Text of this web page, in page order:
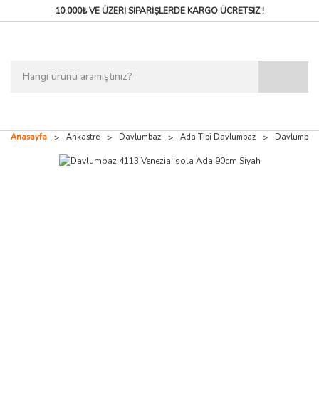
10.000₺ VE ÜZERİ SİPARİŞLERDEKARGO ÜCRETSİZ !
Anasayfa Ankastre Davlumbaz Ada Tipi Davlumbaz